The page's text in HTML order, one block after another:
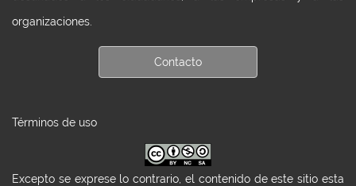
organizaciones.
Contacto
Términos de uso
Excepto se exprese lo contrario, el contenido de este sitio esta